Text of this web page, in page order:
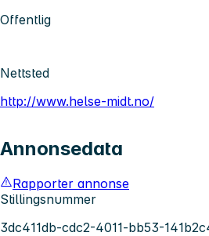
Offentlig
Nettsted
http://www.helse-midt.no/
Annonsedata
Rapporter annonse
Stillingsnummer
3dc411db-cdc2-4011-bb53-